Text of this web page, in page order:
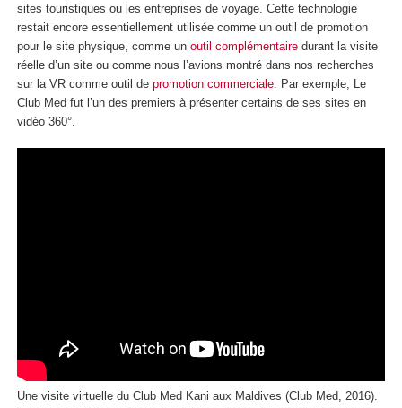
sites touristiques ou les entreprises de voyage. Cette technologie
restait encore essentiellement utilisée comme un outil de promotion
pour le site physique, comme un outil complémentaire durant la visite
réelle d’un site ou comme nous l’avions montré dans nos recherches
sur la VR comme outil de promotion commerciale . Par exemple, Le
Club Med fut l’un des premiers à présenter certains de ses sites en
vidéo 360°.
Une visite virtuelle du Club Med Kani aux Maldives (Club Med, 2016).